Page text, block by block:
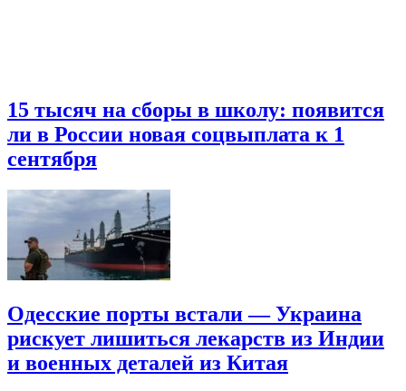
15 тысяч на сборы в школу: появится
ли в России новая соцвыплата к 1
сентября
Одесские порты встали — Украина
рискует лишиться лекарств из Индии
и военных деталей из Китая